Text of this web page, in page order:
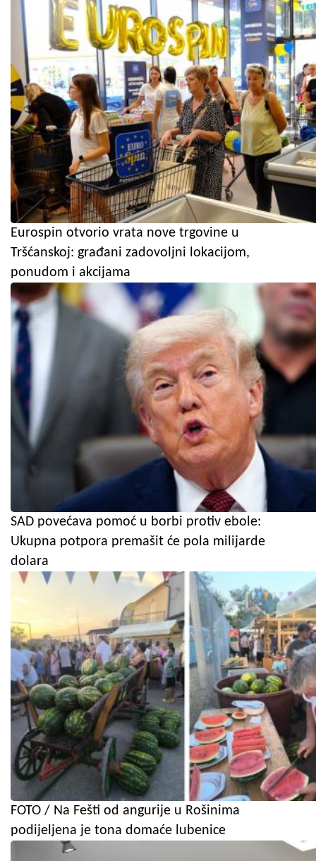
Eurospin otvorio vrata nove trgovine u
Tršćanskoj: građani zadovoljni lokacijom,
ponudom i akcijama
SAD povećava pomoć u borbi protiv ebole:
Ukupna potpora premašit će pola milijarde
dolara
FOTO / Na Fešti od angurije u Rošinima
podijeljena je tona domaće lubenice